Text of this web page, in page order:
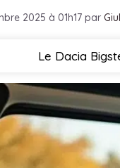
2025 à 01h17 par
Le Dacia